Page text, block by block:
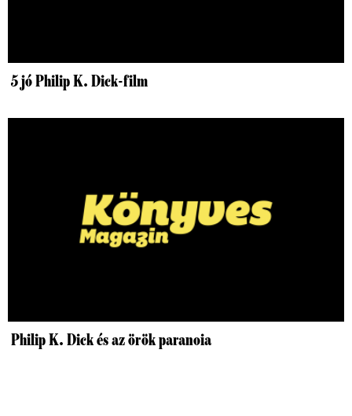
5 jó Philip K. Dick-film
Philip K. Dick és az örök paranoia